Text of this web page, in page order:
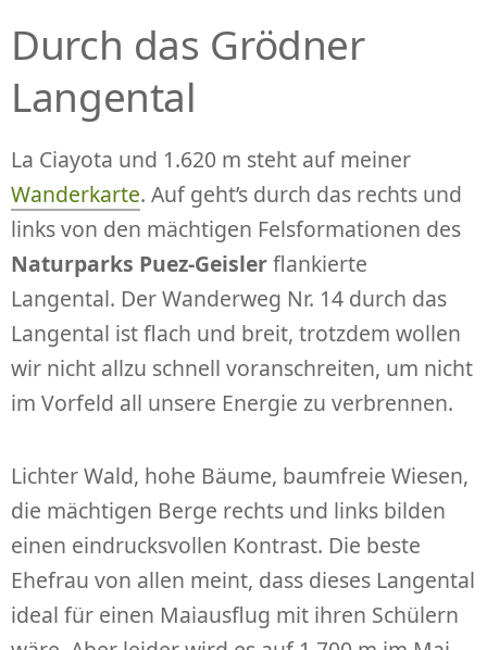
Durch das Grödner
Langental
La Ciayota und 1.620 m steht auf meiner
Wanderkarte. Auf geht’s durch das rechts und
links von den mächtigen Felsformationen des
Naturparks Puez-Geislerflankierte
Langental. Der Wanderweg Nr. 14 durch das
Langental ist flach und breit, trotzdem wollen
wir nicht allzu schnell voranschreiten, um nicht
im Vorfeld all unsere Energie zu verbrennen.
Lichter Wald, hohe Bäume, baumfreie Wiesen,
die mächtigen Berge rechts und links bilden
einen eindrucksvollen Kontrast. Die beste
Ehefrau von allen meint, dass dieses Langental
ideal für einen Maiausflug mit ihren Schülern